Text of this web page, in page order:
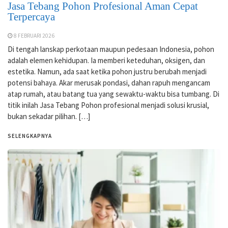
Jasa Tebang Pohon Profesional Aman Cepat
Terpercaya
8 FEBRUARI 2026
Di tengah lanskap perkotaan maupun pedesaan Indonesia, pohon
adalah elemen kehidupan. Ia memberi keteduhan, oksigen, dan
estetika. Namun, ada saat ketika pohon justru berubah menjadi
potensi bahaya. Akar merusak pondasi, dahan rapuh mengancam
atap rumah, atau batang tua yang sewaktu-waktu bisa tumbang. Di
titik inilah Jasa Tebang Pohon profesional menjadi solusi krusial,
bukan sekadar pilihan. […]
SELENGKAPNYA